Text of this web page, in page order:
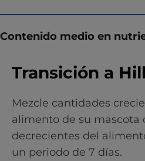
Contenido medio en
Transición a
Mezcle cantidades
alimento de su mascota
decrecientes del
un periodo de 7 días.